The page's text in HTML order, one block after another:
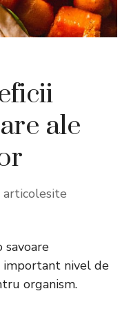
ale
articolesite
important nivel de
organism.